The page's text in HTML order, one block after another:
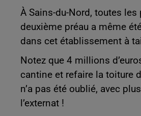
À Sains-du-Nord, toutes
deuxième préau a même
dans cet établissement à
Notez que 4 millions
cantine et refaire la toiture
n’a pas été oublié, avec
l’externat !